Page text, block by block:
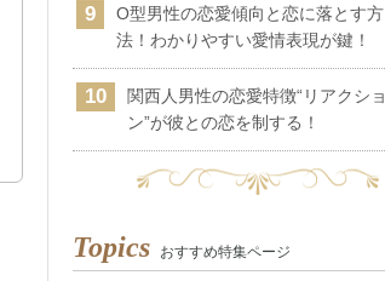
O型男性の恋愛傾向と恋に落とす方
法！わかりやすい愛情表現が鍵！
関西人男性の恋愛特徴“リアクショ
ン”が彼との恋を制する！
Topics おすすめ特集ページ